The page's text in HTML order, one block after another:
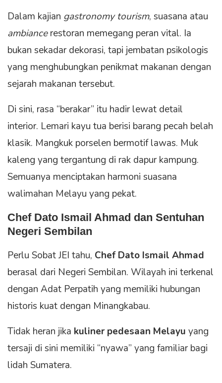
Dalam kajian gastronomy tourism, suasana atau
ambiancerestoran memegang peran vital. Ia
bukan sekadar dekorasi, tapi jembatan psikologis
yang menghubungkan penikmat makanan dengan
sejarah makanan tersebut.
Di sini, rasa “berakar” itu hadir lewat detail
interior. Lemari kayu tua berisi barang pecah belah
klasik. Mangkuk porselen bermotif lawas. Muk
kaleng yang tergantung di rak dapur kampung.
Semuanya menciptakan harmoni suasana
walimahan Melayu yang pekat.
Chef Dato Ismail Ahmad dan Sentuhan
Negeri Sembilan
Perlu Sobat JEI tahu, Chef Dato Ismail Ahmad
berasal dari Negeri Sembilan. Wilayah ini terkenal
dengan Adat Perpatih yang memiliki hubungan
historis kuat dengan Minangkabau.
Tidak heran jika kuliner pedesaan Melayu yang
tersaji di sini memiliki “nyawa” yang familiar bagi
lidah Sumatera.